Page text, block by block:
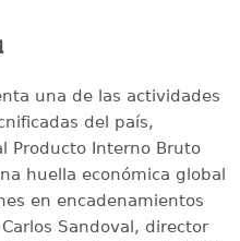
una de las actividades
del país,
Producto Interno Bruto
huella económica global
en encadenamientos
Sandoval, director